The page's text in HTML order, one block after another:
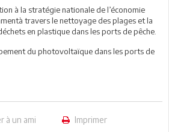
à la stratégie nationale de l’économie
travers le nettoyage des plages et la
en plastique dans les ports de pêche.
du photovoltaïque dans les ports de
à un ami Imprimer